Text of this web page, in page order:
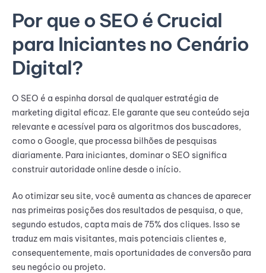
Por que o SEO é Crucial
para Iniciantes no Cenário
Digital?
O SEO é a espinha dorsal de qualquer estratégia de
marketing digital eficaz. Ele garante que seu conteúdo seja
relevante e acessível para os algoritmos dos buscadores,
como o Google, que processa bilhões de pesquisas
diariamente. Para iniciantes, dominar o SEO significa
construir autoridade online desde o início.
Ao otimizar seu site, você aumenta as chances de aparecer
nas primeiras posições dos resultados de pesquisa, o que,
segundo estudos, capta mais de 75% dos cliques. Isso se
traduz em mais visitantes, mais potenciais clientes e,
consequentemente, mais oportunidades de conversão para
seu negócio ou projeto.